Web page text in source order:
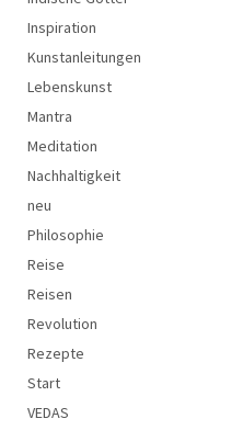
Inspiration
Kunstanleitungen
Lebenskunst
Mantra
Meditation
Nachhaltigkeit
neu
Philosophie
Reise
Reisen
Revolution
Rezepte
Start
VEDAS